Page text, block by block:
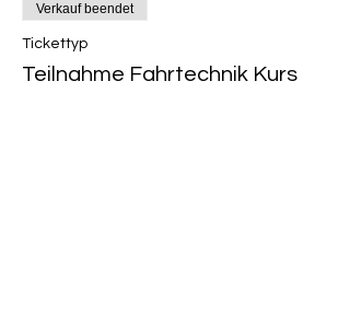
Verkauf beendet
Tickettyp
Teilnahme Fahrtechnik Kurs